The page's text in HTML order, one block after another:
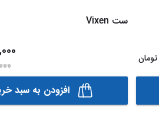
تومان
ست Vixen
افزودن به سبد